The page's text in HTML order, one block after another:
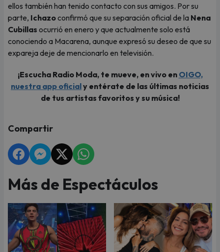
ellos también han tenido contacto con sus amigos. Por su
parte, Ichazoconfirmó que su separación oficial de la Nena
Cubillas ocurrió en enero y que actualmente solo está
conociendo a Macarena, aunque expresó su deseo de que su
expareja deje de mencionarlo en televisión.
¡Escucha Radio Moda, te mueve, en vivo en OIGO,
nuestra app oficialy entérate de las últimas noticias
de tus artistas favoritos y su música!
Compartir
Más de Espectáculos